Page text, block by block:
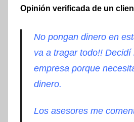
Opinión verificada de un
No pongan dinero en
va a tragar todo!! Decidí
empresa porque
dinero.
Los asesores me